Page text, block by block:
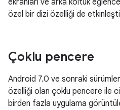
ekranları ve arka koltuk
özel bir dizi özelliği de
Çoklu pencere
Android 7.0 ve sonraki
özelliği olan çoklu pencere ile
birden fazla uygulama